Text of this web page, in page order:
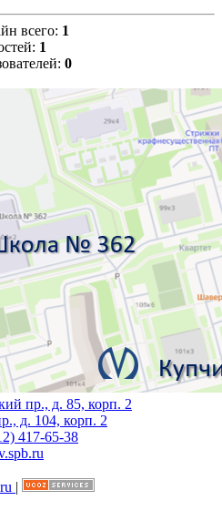
всего: 1
1
0
пр., д. 85, корп. 2
д. 104, корп. 2
417-65-38
|